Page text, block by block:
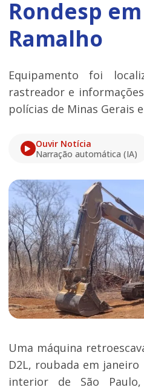
Rondesp
Ramalho
Equipamento foi
rastreador e
polícias de Minas Gerais
Ouvir Notícia
Narração automática (IA)
Uma máquina
D2L, roubada em
interior de São